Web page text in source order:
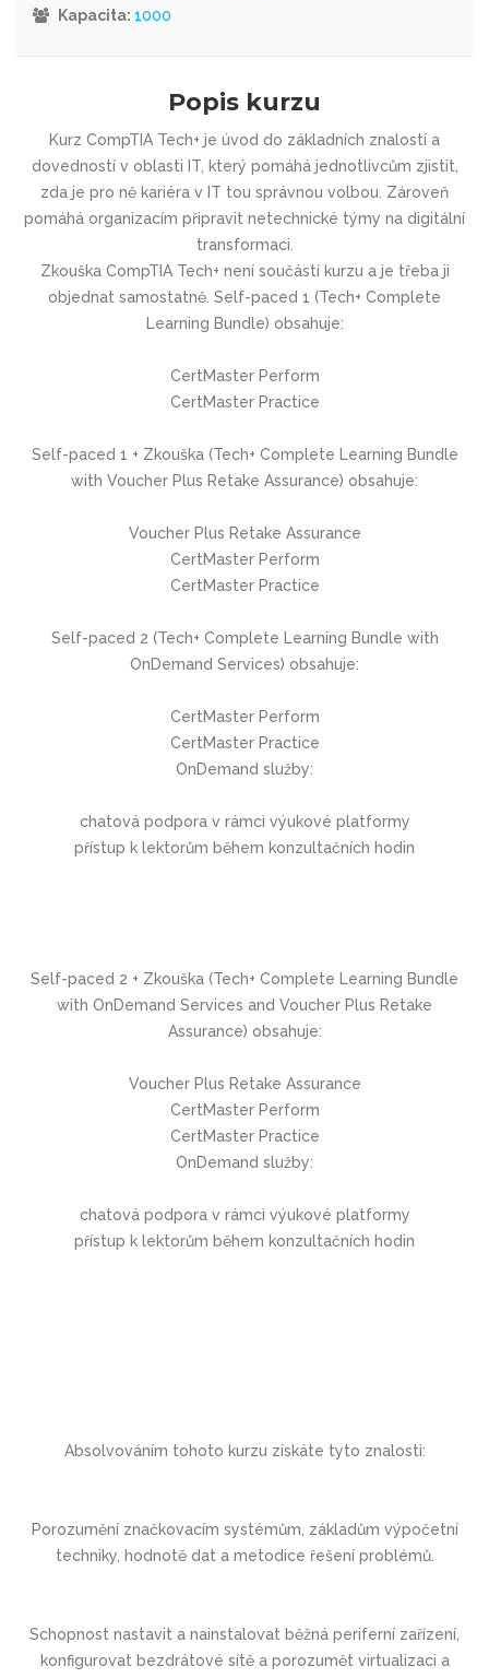
Kapacita: 1000
Popis kurzu
Kurz CompTIA Tech+ je úvod do základních znalostí a
dovedností v oblasti IT, který pomáhá jednotlivcům zjistit,
zda je pro ně kariéra v IT tou správnou volbou. Zároveň
pomáhá organizacím připravit netechnické týmy na digitální
transformaci.
Zkouška CompTIA Tech+ není součástí kurzu a je třeba ji
objednat samostatně. Self-paced 1 (Tech+ Complete
Learning Bundle) obsahuje:
CertMaster Perform
CertMaster Practice
Self-paced 1 + Zkouška (Tech+ Complete Learning Bundle
with Voucher Plus Retake Assurance) obsahuje:
Voucher Plus Retake Assurance
CertMaster Perform
CertMaster Practice
Self-paced 2 (Tech+ Complete Learning Bundle with
OnDemand Services) obsahuje:
CertMaster Perform
CertMaster Practice
OnDemand služby:
chatová podpora v rámci výukové platformy
přístup k lektorům během konzultačních hodin
Self-paced 2 + Zkouška (Tech+ Complete Learning Bundle
with OnDemand Services and Voucher Plus Retake
Assurance) obsahuje:
Voucher Plus Retake Assurance
CertMaster Perform
CertMaster Practice
OnDemand služby:
chatová podpora v rámci výukové platformy
přístup k lektorům během konzultačních hodin
Absolvováním tohoto kurzu získáte tyto znalosti:
Porozumění značkovacím systémům, základům výpočetní
techniky, hodnotě dat a metodice řešení problémů.
Schopnost nastavit a nainstalovat běžná periferní zařízení,
konfigurovat bezdrátové sítě a porozumět virtualizaci a